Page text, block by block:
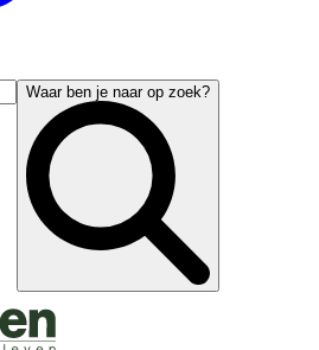
Waar ben je naar op zoek?